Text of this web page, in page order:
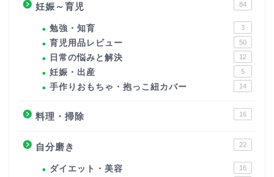
妊娠～育児 84
勉強・知育 3
育児用品レビュー 50
日常の悩みと解決 12
妊娠・出産 5
手作りおもちゃ・抱っこ紐カバー 14
料理・掃除 16
自分磨き 22
ダイエット・美容 16